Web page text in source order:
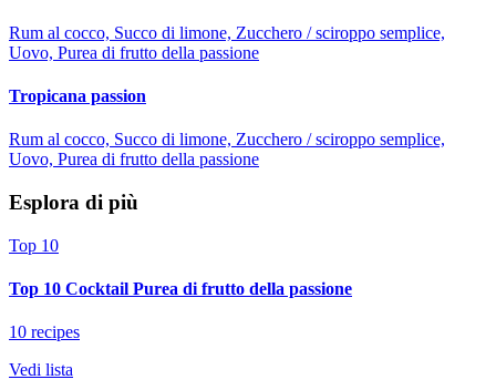
Rum al cocco, Succo di limone, Zucchero / sciroppo semplice,
Uovo, Purea di frutto della passione
Tropicana passion
Rum al cocco, Succo di limone, Zucchero / sciroppo semplice,
Uovo, Purea di frutto della passione
Esplora di più
Top 10
Top 10 Cocktail Purea di frutto della passione
10 recipes
Vedi lista